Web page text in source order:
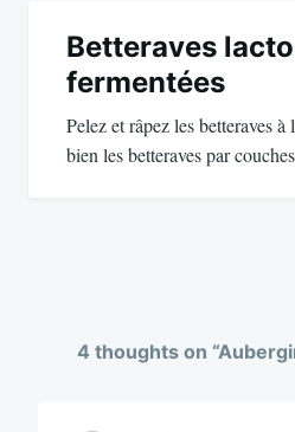
Betteraves
fermentées
Pelez et râpez les betteraves
bien les betteraves par
4 thoughts on “